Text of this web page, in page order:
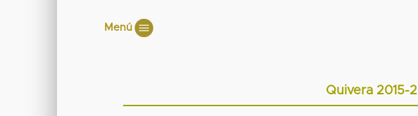
Menú
Quivera 2015-2